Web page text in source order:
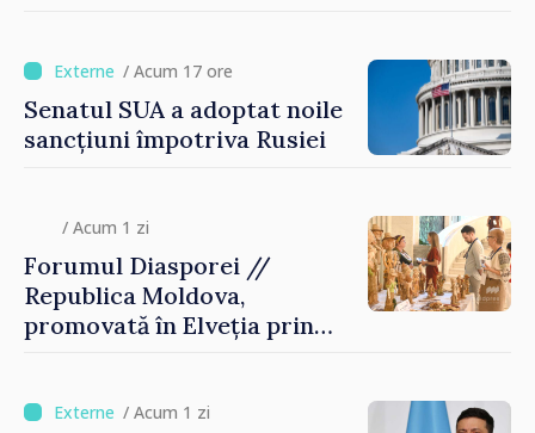
/ Acum 17 ore
Senatul SUA a adoptat noile
sancțiuni împotriva Rusiei
/ Acum 1 zi
Forumul Diasporei //
Republica Moldova,
promovată în Elveția prin
/ Acum 1 zi